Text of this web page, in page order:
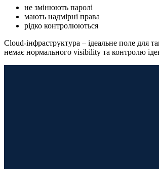
не змінюють паролі
мають надмірні права
рідко контролюються
Cloud-інфраструктура – ідеальне поле для
немає нормального visibility та контролю